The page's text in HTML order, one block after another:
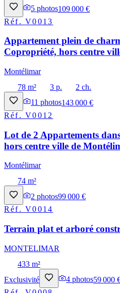
5 photos109 000 €
Réf.V0013
Appartement plein de
Copropriété, hors centre
Montélimar
78 m²
3 p.
2 ch.
11 photos143 000 €
Réf.V0012
Lot de 2 Appartements
hors centre ville de
Montélimar
74 m²
2 photos99 000 €
Réf.V0014
Terrain plat et arboré
MONTELIMAR
433 m²
Exclusivité
4 photos59 000